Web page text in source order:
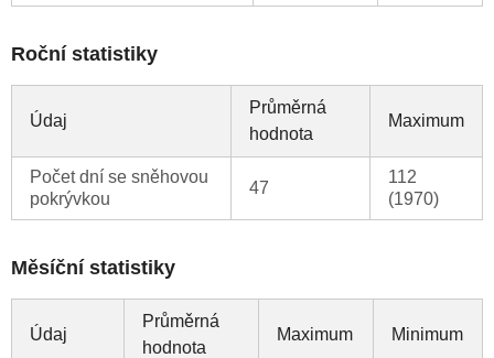
Roční statistiky
Údaj
Průměrná
hodnota
Maximum
Počet dní se sněhovou
pokrývkou
47
112
(1970)
Měsíční statistiky
Údaj
Průměrná
hodnota
Maximum Minimum